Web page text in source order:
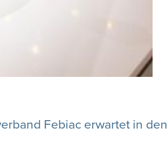
Febiac erwartet in den